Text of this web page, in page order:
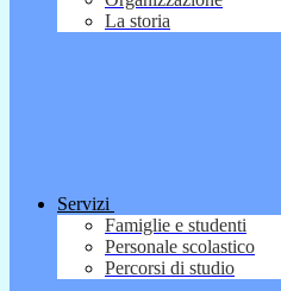
La storia
Servizi
Famiglie e studenti
Personale scolastico
Percorsi di studio